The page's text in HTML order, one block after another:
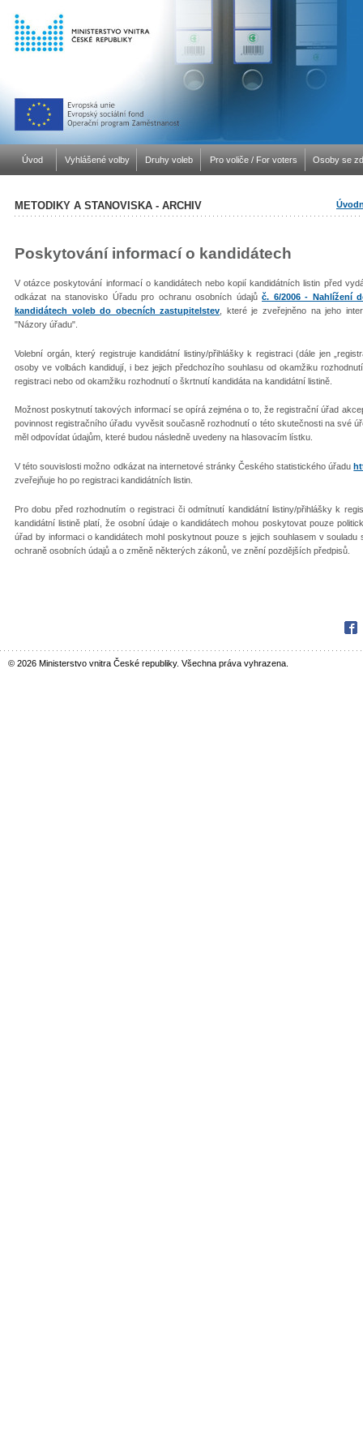
Úvod Vyhlášené volby Druhy voleb Pro voliče / For voters Osoby se
METODIKY A STANOVISKA - ARCHIV
Poskytování informací o kandidátech
V otázce poskytování informací o kandidátech nebo kopií kandidátních listin před
odkázat na stanovisko Úřadu pro ochranu osobních údajů č. 6/2006 - Nahlížení
kandidátech voleb do obecních zastupitelstev , které je zveřejněno na jeho
"Názory úřadu".
Volební orgán, který registruje kandidátní listiny/přihlášky k registraci (dále jen
osoby ve volbách kandidují, i bez jejich předchozího souhlasu od okamžiku
registraci nebo od okamžiku rozhodnutí o škrtnutí kandidáta na kandidátní listině.
Možnost poskytnutí takových informací se opírá zejména o to, že registrační úřad
povinnost registračního úřadu vyvěsit současně rozhodnutí o této skutečnosti na své
měl odpovídat údajům, které budou následně uvedeny na hlasovacím lístku.
V této souvislosti možno odkázat na internetové stránky Českého statistického úřadu
zveřejňuje ho po registraci kandidátních listin.
Pro dobu před rozhodnutím o registraci či odmítnutí kandidátní listiny/přihlášky k
kandidátní listině platí, že osobní údaje o kandidátech mohou poskytovat pouze
úřad by informaci o kandidátech mohl poskytnout pouze s jejich souhlasem v
ochraně osobních údajů a o změně některých zákonů, ve znění pozdějších předpisů.
© 2026 Ministerstvo vnitra České republiky. Všechna práva vyhrazena.